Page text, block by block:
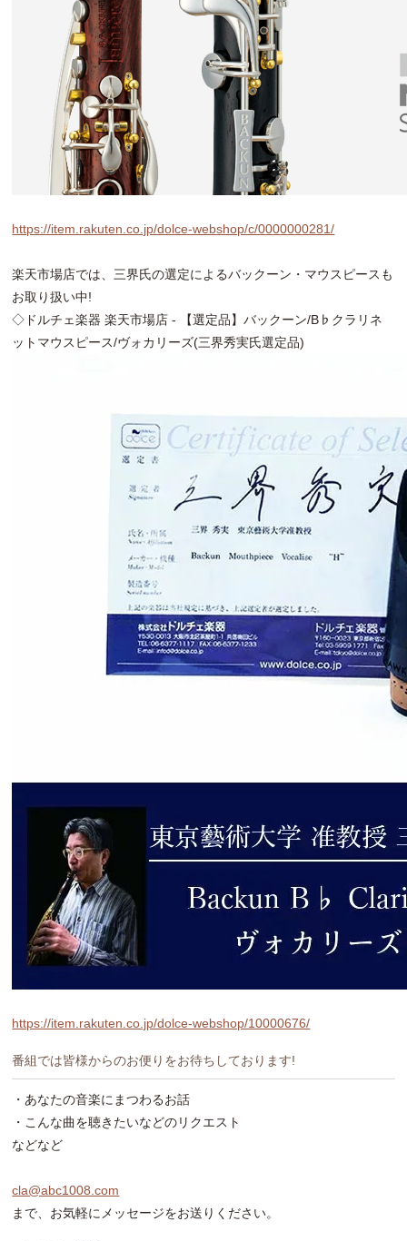
https://item.rakuten.co.jp/dolce-webshop/c/0000000281/
楽天市場店では、三界氏の選定によるバックーン・マウスピースも
お取り扱い中!
◇ドルチェ楽器 楽天市場店 - 【選定品】バックーン/B♭クラリネ
ットマウスピース/ヴォカリーズ(三界秀実氏選定品)
https://item.rakuten.co.jp/dolce-webshop/10000676/
番組では皆様からのお便りをお待ちしております!
・あなたの音楽にまつわるお話
・こんな曲を聴きたいなどのリクエスト
などなど
cla@abc1008.com
まで、お気軽にメッセージをお送りください。